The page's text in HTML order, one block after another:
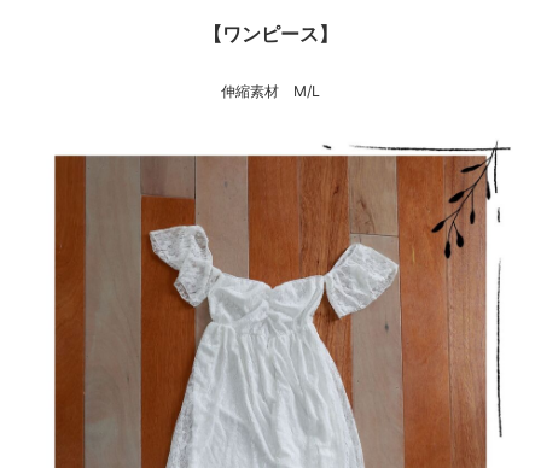
【ワンピース】
伸縮素材 M/L